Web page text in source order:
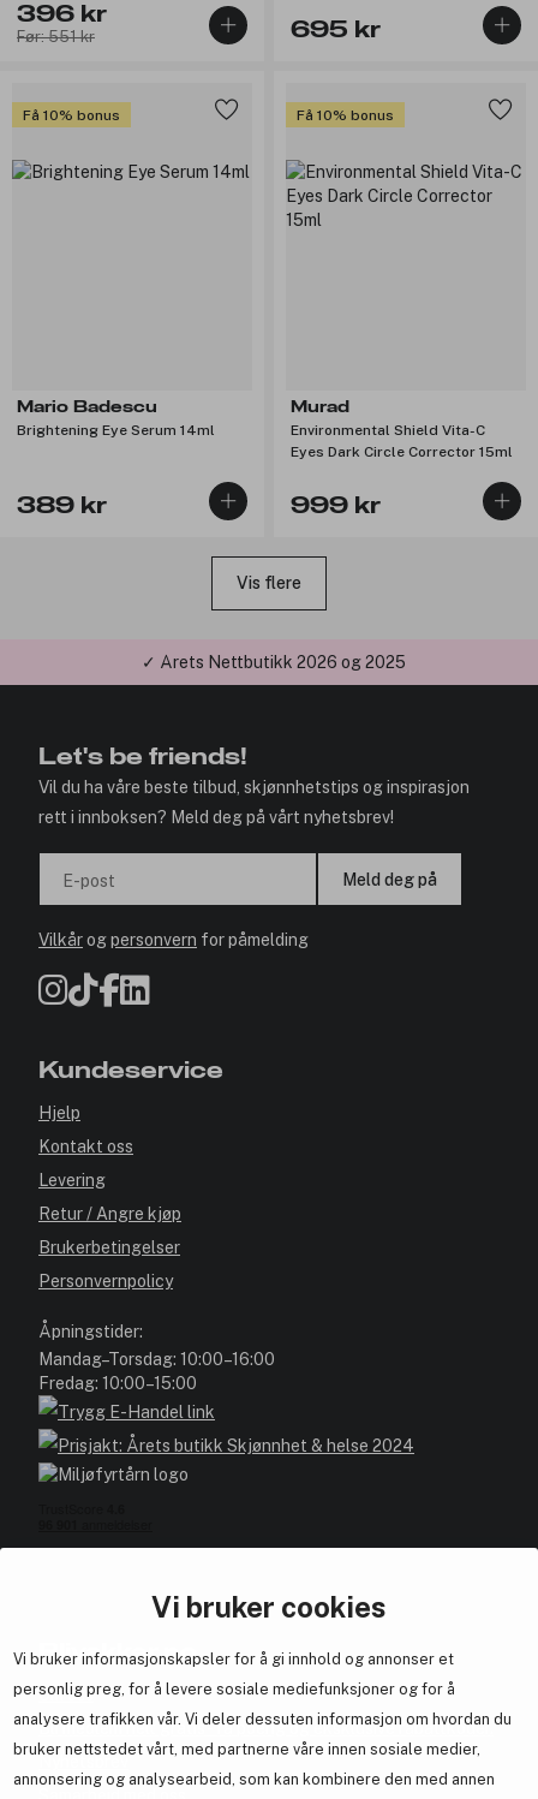
Vi bruker cookies
Vi bruker informasjonskapsler for å gi innhold og annonser et
personlig preg, for å levere sosiale mediefunksjoner og for å
analysere trafikken vår. Vi deler dessuten informasjon om hvordan du
bruker nettstedet vårt, med partnerne våre innen sosiale medier,
annonsering og analysearbeid, som kan kombinere den med annen
396 kr
Før: 551 kr 695 kr
Få 10% bonus
Mario Badescu
Brightening Eye Serum 14ml
389 kr
Få 10% bonus
Murad
Environmental Shield Vita-C
Eyes Dark Circle Corrector 15ml
999 kr
Vis flere
✓ Årets Nettbutikk 2026 og 2025
Let's be friends!
Vil du ha våre beste tilbud, skjønnhetstips og inspirasjon
rett i innboksen? Meld deg på vårt nyhetsbrev!
E-post Meld deg på
Vilkårogpersonvern for påmelding
Kundeservice
Hjelp
Kontakt oss
Levering
Retur / Angre kjøp
Brukerbetingelser
Personvernpolicy
Åpningstider:
Mandag–Torsdag: 10:00–16:00
Fredag: 10:00–15:00
Blivakker.no
Om oss
Bli medlem helt gratis - få poeng og eksklusive rabattkoder.